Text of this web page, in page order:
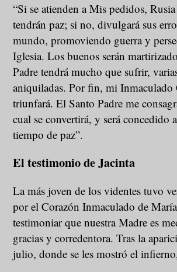
“Si se atienden a Mis pedidos,
tendrán paz; si no, divulgará sus
mundo, promoviendo guerra y
Iglesia. Los buenos serán
Padre tendrá mucho que sufrir,
aniquiladas. Por fin, mi Inmaculado
triunfará. El Santo Padre me
cual se convertirá, y será concedido
tiempo de paz”.
El testimonio de Jacinta
La más joven de los videntes tuvo
por el Corazón Inmaculado de
testimoniar que nuestra Madre es
gracias y corredentora. Tras la
julio, donde se les mostró el